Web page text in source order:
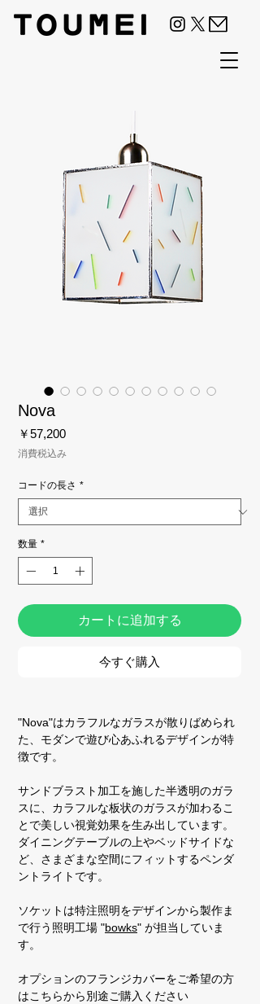
Nova
￥57,200価
消費税込み
コードの長さ *
数量 *
カートに追加する
今すぐ購入
"Nova"はカラフルなガラスが散りばめられ
た、モダンで遊び心あふれるデザインが特
徴です。
サンドブラスト加工を施した半透明のガラ
スに、カラフルな板状のガラスが加わるこ
とで美しい視覚効果を生み出しています。
ダイニングテーブルの上やベッドサイドな
ど、さまざまな空間にフィットするペンダ
ントライトです。
ソケットは特注照明をデザインから製作ま
で行う照明工場 "bowks" が担当していま
す。
オプションのフランジカバーをご希望の方
はこちらから別途ご購入ください